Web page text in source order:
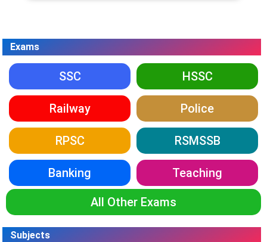
Exams
SSC HSSC
Railway Police
RPSC RSMSSB
Banking Teaching
All Other Exams
Subjects